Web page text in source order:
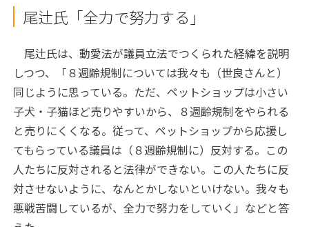
尾辻氏「全力で努力する」
尾辻氏は、動愛法が議員立法でつくられた経緯を説明
しつつ、「８週齢規制については我々も（世良さんと）
同じように思っている。ただ、ペットショップは小さい
子犬・子猫ほど売りやすいから、８週齢規制をやられる
と売りにくくなる。従って、ペットショップから応援し
てもらっている議員は（８週齢規制に）反対する。この
人たちに反対されると法律ができない。この人たちに反
対させないように、なんとかしないといけない。我々も
悪戦苦闘しているが、全力で努力をしていく」などと答